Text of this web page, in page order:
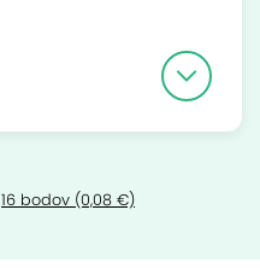
16 bodov (0,08 €)